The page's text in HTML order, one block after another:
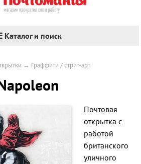
Каталог и поиск
→ Граффити / стрит-арт
Почтовая
открытка с
работой
британского
уличного